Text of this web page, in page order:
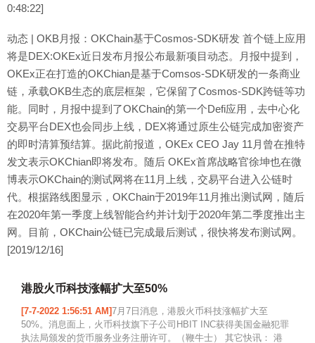
0:48:22]
动态 | OKB月报：OKChain基于Cosmos-SDK研发 首个链上应用
将是DEX:OKEx近日发布月报公布最新项目动态。月报中提到，
OKEx正在打造的OKChian是基于Comsos-SDK研发的一条商业
链，承载OKB生态的底层框架，它保留了Cosmos-SDK跨链等功
能。同时，月报中提到了OKChain的第一个Defi应用，去中心化
交易平台DEX也会同步上线，DEX将通过原生公链完成加密资产
的即时清算预结算。据此前报道，OKEx CEO Jay 11月曾在推特
发文表示OKChian即将发布。随后 OKEx首席战略官徐坤也在微
博表示OKChain的测试网将在11月上线，交易平台进入公链时
代。根据路线图显示，OKChain于2019年11月推出测试网，随后
在2020年第一季度上线智能合约并计划于2020年第二季度推出主
网。目前，OKChain公链已完成最后测试，很快将发布测试网。
[2019/12/16]
港股火币科技涨幅扩大至50%
[7-7-2022 1:56:51 AM]7月7日消息，港股火币科技涨幅扩大至
50%。消息面上，火币科技旗下子公司HBIT INC获得美国金融犯罪
执法局颁发的货币服务业务注册许可。（鞭牛士） 其它快讯： 港